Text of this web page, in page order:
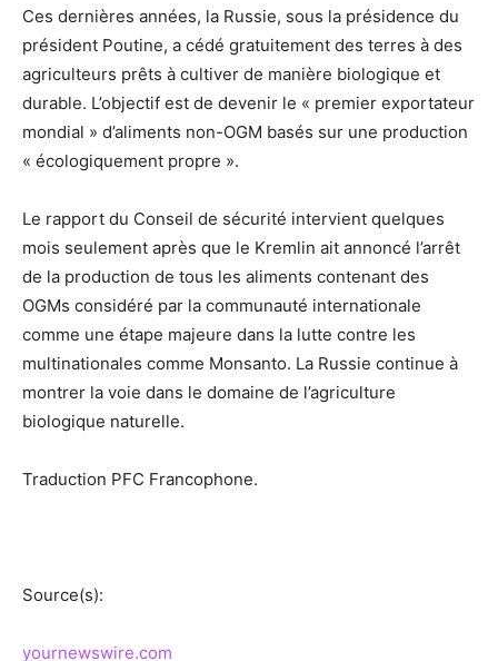
Ces dernières années, la Russie, sous la présidence du
président Poutine, a cédé gratuitement des terres à des
agriculteurs prêts à cultiver de manière biologique et
durable. L’objectif est de devenir le « premier exportateur
mondial » d’aliments non-OGM basés sur une production
« écologiquement propre ».
Le rapport du Conseil de sécurité intervient quelques
mois seulement après que le Kremlin ait annoncé l’arrêt
de la production de tous les aliments contenant des
OGMs considéré par la communauté internationale
comme une étape majeure dans la lutte contre les
multinationales comme Monsanto. La Russie continue à
montrer la voie dans le domaine de l’agriculture
biologique naturelle.
Traduction PFC Francophone.
Source(s):
yournewswire.com